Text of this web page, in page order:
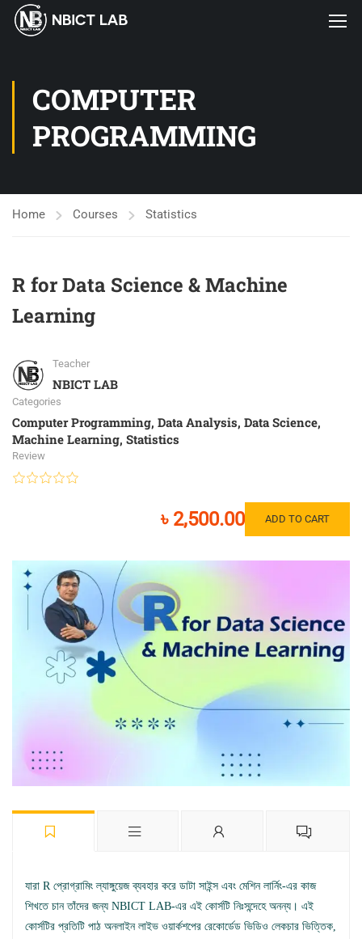
COMPUTER
PROGRAMMING
Home Courses Statistics
R for Data Science & Machine
Learning
Teacher
NBICT LAB
Categories
Computer Programming, Data Analysis, Data Science,
Machine Learning, Statistics
Review
৳ 2,500.00 ADD TO CART
যারা R প্রোগ্রামিং ল্যাঙ্গুয়েজ ব্যবহার করে ডাটা সাইন্স এবং মেশিন লার্নিং-এর কাজ
শিখতে চান তাঁদের জন্য NBICT LAB-এর এই কোর্সটি নিঃসন্দেহে অনন্য। এই
কোর্সটির প্রতিটি পাঠ অনলাইন লাইভ ওয়ার্কশপের রেকোর্ডেড ভিডিও লেকচার ভিত্তিক,